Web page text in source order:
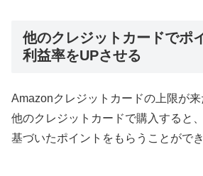
他のクレジットカードでポ
利益率をUPさせる
Amazonクレジットカードの上限が来
他のクレジットカードで購入すると
基づいたポイントをもらうことができ